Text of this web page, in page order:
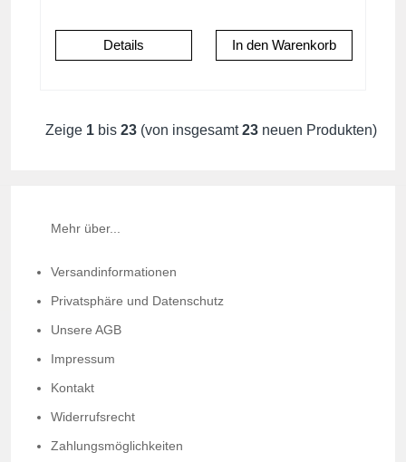
Details
Zeige 1 bis 23 (von insgesamt23 neuen Produkten)
Mehr über...
Versandinformationen
Privatsphäre und Datenschutz
Unsere AGB
Impressum
Kontakt
Widerrufsrecht
Zahlungsmöglichkeiten